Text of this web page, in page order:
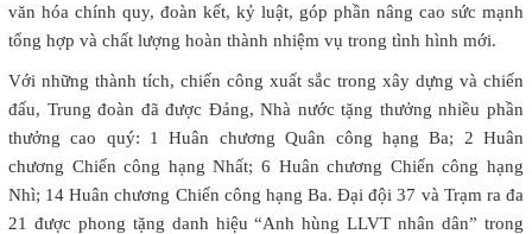
văn hóa chính quy, đoàn kết, kỷ luật, góp phần nâng cao sức mạnh
tổng hợp và chất lượng hoàn thành nhiệm vụ trong tình hình mới.
Với những thành tích, chiến công xuất sắc trong xây dựng và chiến
đấu, Trung đoàn đã được Đảng, Nhà nước tặng thưởng nhiều phần
thưởng cao quý: 1 Huân chương Quân công hạng Ba; 2 Huân
chương Chiến công hạng Nhất; 6 Huân chương Chiến công hạng
Nhì; 14 Huân chương Chiến công hạng Ba. Đại đội 37 và Trạm ra đa
21 được phong tặng danh hiệu “Anh hùng LLVT nhân dân” trong